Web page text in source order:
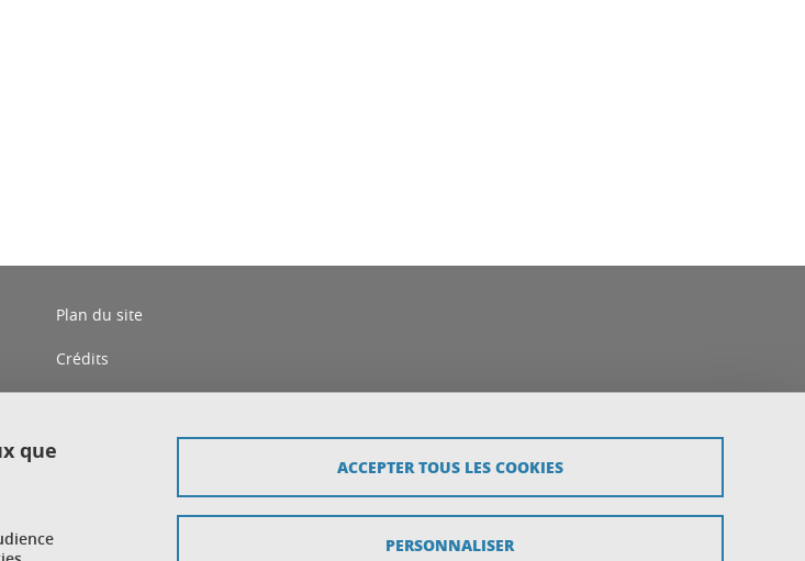
Plan du site
Crédits
Données personnelles
Gestion des cookies
que
ACCEPTER TOUS LES COOKIES
PERSONNALISER